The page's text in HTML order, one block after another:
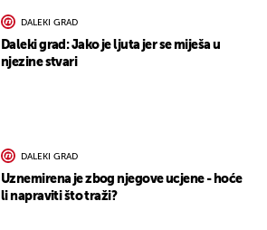
DALEKI GRAD
Daleki grad: Jako je ljuta jer se miješa u
njezine stvari
DALEKI GRAD
Uznemirena je zbog njegove ucjene - hoće
li napraviti što traži?